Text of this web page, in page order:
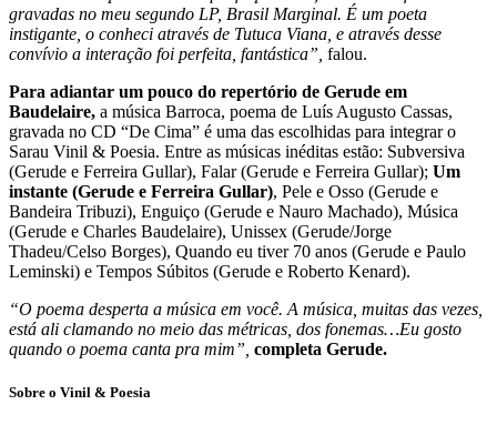
gravadas no meu segundo LP, Brasil Marginal. É um poeta
instigante, o conheci através de Tutuca Viana, e através desse
convívio a interação foi perfeita, fantástica”, falou.
Para adiantar um pouco do repertório de Gerude em
Baudelaire, a música Barroca, poema de Luís Augusto Cassas,
gravada no CD “De Cima” é uma das escolhidas para integrar o
Sarau Vinil & Poesia. Entre as músicas inéditas estão: Subversiva
(Gerude e Ferreira Gullar), Falar (Gerude e Ferreira Gullar); Um
instante (Gerude e Ferreira Gullar), Pele e Osso (Gerude e
Bandeira Tribuzi), Enguiço (Gerude e Nauro Machado), Música
(Gerude e Charles Baudelaire), Unissex (Gerude/Jorge
Thadeu/Celso Borges), Quando eu tiver 70 anos (Gerude e Paulo
Leminski) e Tempos Súbitos (Gerude e Roberto Kenard).
“O poema desperta a música em você. A música, muitas das vezes,
está ali clamando no meio das métricas, dos fonemas…Eu gosto
quando o poema canta pra mim”, completa Gerude.
Sobre o Vinil & Poesia